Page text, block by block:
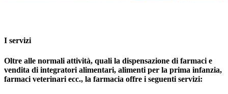
I servizi
Oltre alle normali attività, quali la dispensazione di farmaci e
vendita di integratori alimentari, alimenti per la prima infanzia,
farmaci veterinari ecc., la farmacia offre i seguenti servizi: